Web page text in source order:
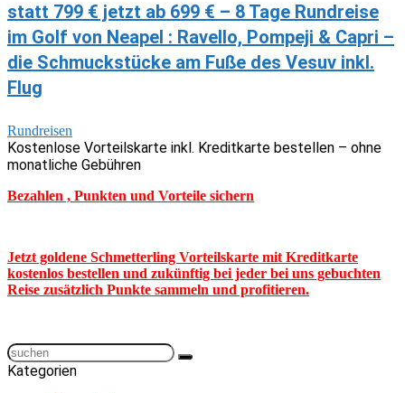
statt 799 € jetzt ab 699 € – 8 Tage Rundreise
im Golf von Neapel : Ravello, Pompeji & Capri –
die Schmuckstücke am Fuße des Vesuv inkl.
Flug
Rundreisen
Kostenlose Vorteilskarte inkl. Kreditkarte bestellen – ohne
monatliche Gebühren
Bezahlen , Punkten und Vorteile sichern
Jetzt goldene Schmetterling Vorteilskarte mit Kreditkarte
kostenlos bestellen und zukünftig bei jeder bei uns gebuchten
Reise zusätzlich Punkte sammeln und profitieren.
Kategorien